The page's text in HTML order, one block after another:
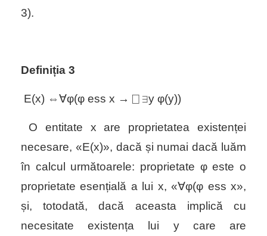
3).
Definiția 3
E(x) ⇔∀φ(φ ess x → ⎕ ∃y φ(y))
O entitate xare proprietatea existenței
necesare, «E(x)», dacă și numai dacă luăm
în calcul următoarele: proprietate φeste o
proprietate esențială a lui x, «∀φ(φ ess x»,
și, totodată, dacă aceasta implică cu
necesitate existența lui y care are